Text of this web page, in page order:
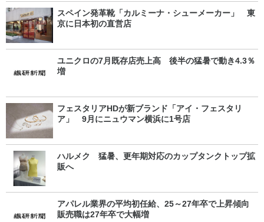
スペイン発革靴「カルミーナ・シューメーカー」 東
京に日本初の直営店
ユニクロの7月既存店売上高 後半の猛暑で動き4.3％
増
フェスタリアHDが新ブランド「アイ・フェスタリ
ア」 9月にニュウマン横浜に1号店
ハルメク 猛暑、更年期対応のカップタンクトップ拡
販へ
アパレル業界の平均初任給、25～27年卒で上昇傾向
販売職は27年卒で大幅増